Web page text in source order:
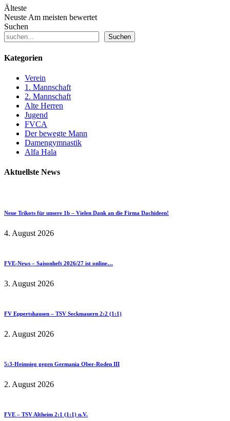
Älteste
NeusteAm meisten bewertet
Suchen
Suchen
Kategorien
Verein
1. Mannschaft
2. Mannschaft
Alte Herren
Jugend
FVCA
Der bewegte Mann
Damengymnastik
Alfa Hala
Aktuellste News
Neue Trikots für unsere 1b – Vielen Dank an die Firma Dachideen!
4. August 2026
FVE-News – Saisonheft 2026/27 ist online…
3. August 2026
FV Eppertshausen – TSV Seckmauern 2:2 (1:1)
2. August 2026
5:3-Heimsieg gegen Germania Ober-Roden III
2. August 2026
FVE – TSV Altheim 2:1 (1:1) n.V.